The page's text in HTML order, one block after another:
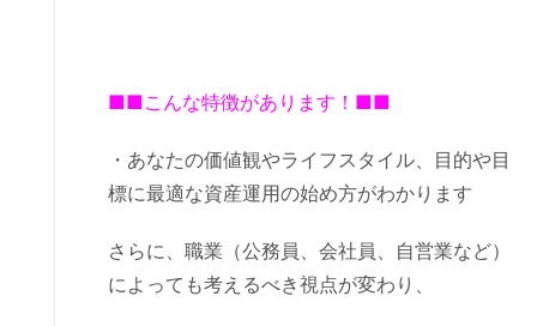
■■こんな特徴があります！■■
・あなたの価値観やライフスタイル、目的や目
標に最適な資産運用の始め方がわかります
さらに、職業（公務員、会社員、自営業など）
によっても考えるべき視点が変わり、